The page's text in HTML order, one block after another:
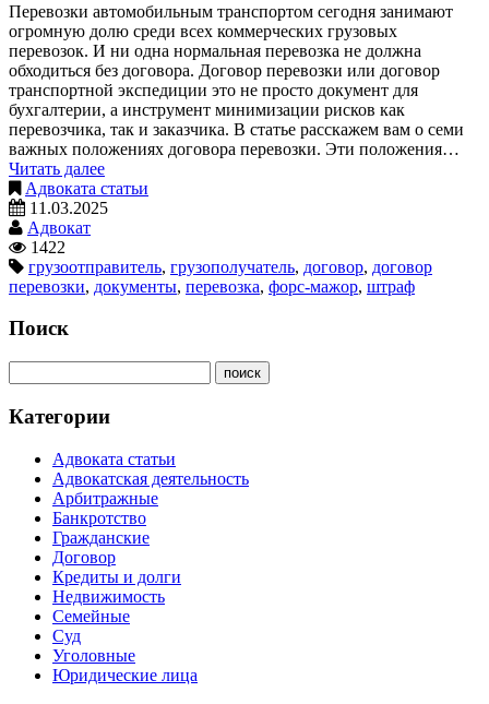
Перевозки автомобильным транспортом сегодня занимают
огромную долю среди всех коммерческих грузовых
перевозок. И ни одна нормальная перевозка не должна
обходиться без договора. Договор перевозки или договор
транспортной экспедиции это не просто документ для
бухгалтерии, а инструмент минимизации рисков как
перевозчика, так и заказчика. В статье расскажем вам о семи
важных положениях договора перевозки. Эти положения…
Читать далее
Адвоката статьи
11.03.2025
Адвокат
1422
грузоотправитель, грузополучатель, договор, договор
перевозки, документы, перевозка, форс-мажор, штраф
Поиск
Категории
Адвоката статьи
Адвокатская деятельность
Арбитражные
Банкротство
Гражданские
Договор
Кредиты и долги
Недвижимость
Семейные
Суд
Уголовные
Юридические лица